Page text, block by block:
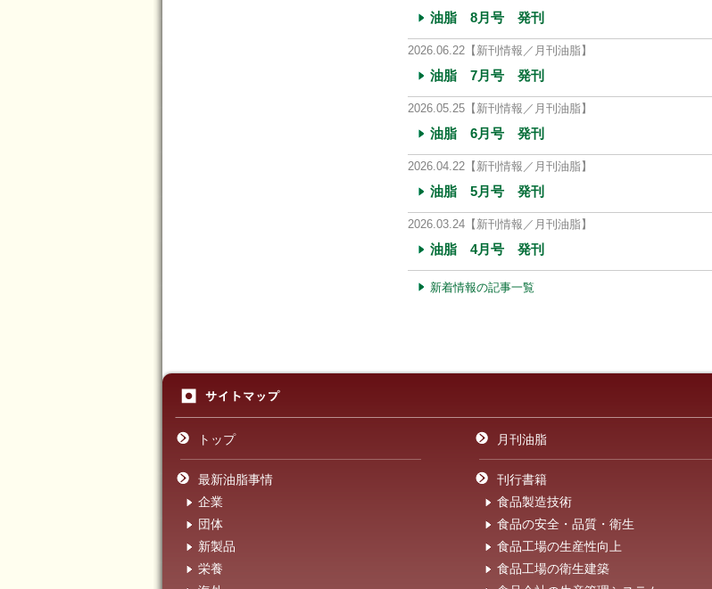
油脂 8月号 発刊
2026.06.22 【新刊情報／月刊油脂】
油脂 7月号 発刊
2026.05.25 【新刊情報／月刊油脂】
油脂 6月号 発刊
2026.04.22 【新刊情報／月刊油脂】
油脂 5月号 発刊
2026.03.24 【新刊情報／月刊油脂】
油脂 4月号 発刊
新着情報の記事一覧
トップ
最新油脂事情
企業
団体
新製品
栄養
月刊油脂
刊行書籍
食品製造技術
食品の安全・品質・衛生
食品工場の生産性向上
食品工場の衛生建築